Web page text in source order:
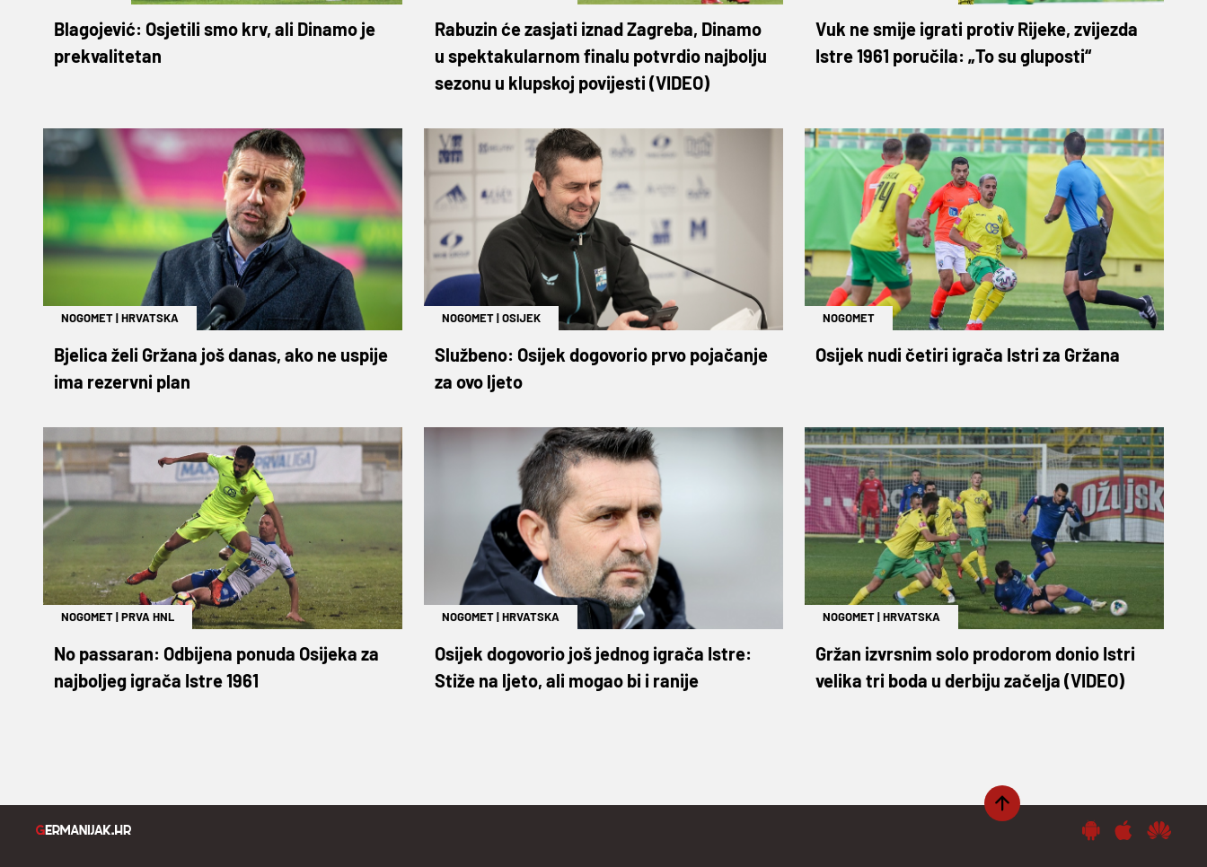
Blagojević: Osjetili smo krv, ali Dinamo je
prekvalitetan
Rabuzin će zasjati iznad Zagreba, Dinamo
u spektakularnom finalu potvrdio najbolju
sezonu u klupskoj povijesti (VIDEO)
Vuk ne smije igrati protiv Rijeke, zvijezda
Istre 1961 poručila: „To su gluposti“
NOGOMET|HRVATSKA
Bjelica želi Gržana još danas, ako ne uspije
ima rezervni plan
NOGOMET|OSIJEK
Službeno: Osijek dogovorio prvo pojačanje
za ovo ljeto
NOGOMET
Osijek nudi četiri igrača Istri za Gržana
NOGOMET|PRVA HNL
No passaran: Odbijena ponuda Osijeka za
najboljeg igrača Istre 1961
NOGOMET|HRVATSKA
Osijek dogovorio još jednog igrača Istre:
Stiže na ljeto, ali mogao bi i ranije
NOGOMET|HRVATSKA
Gržan izvrsnim solo prodorom donio Istri
velika tri boda u derbiju začelja (VIDEO)